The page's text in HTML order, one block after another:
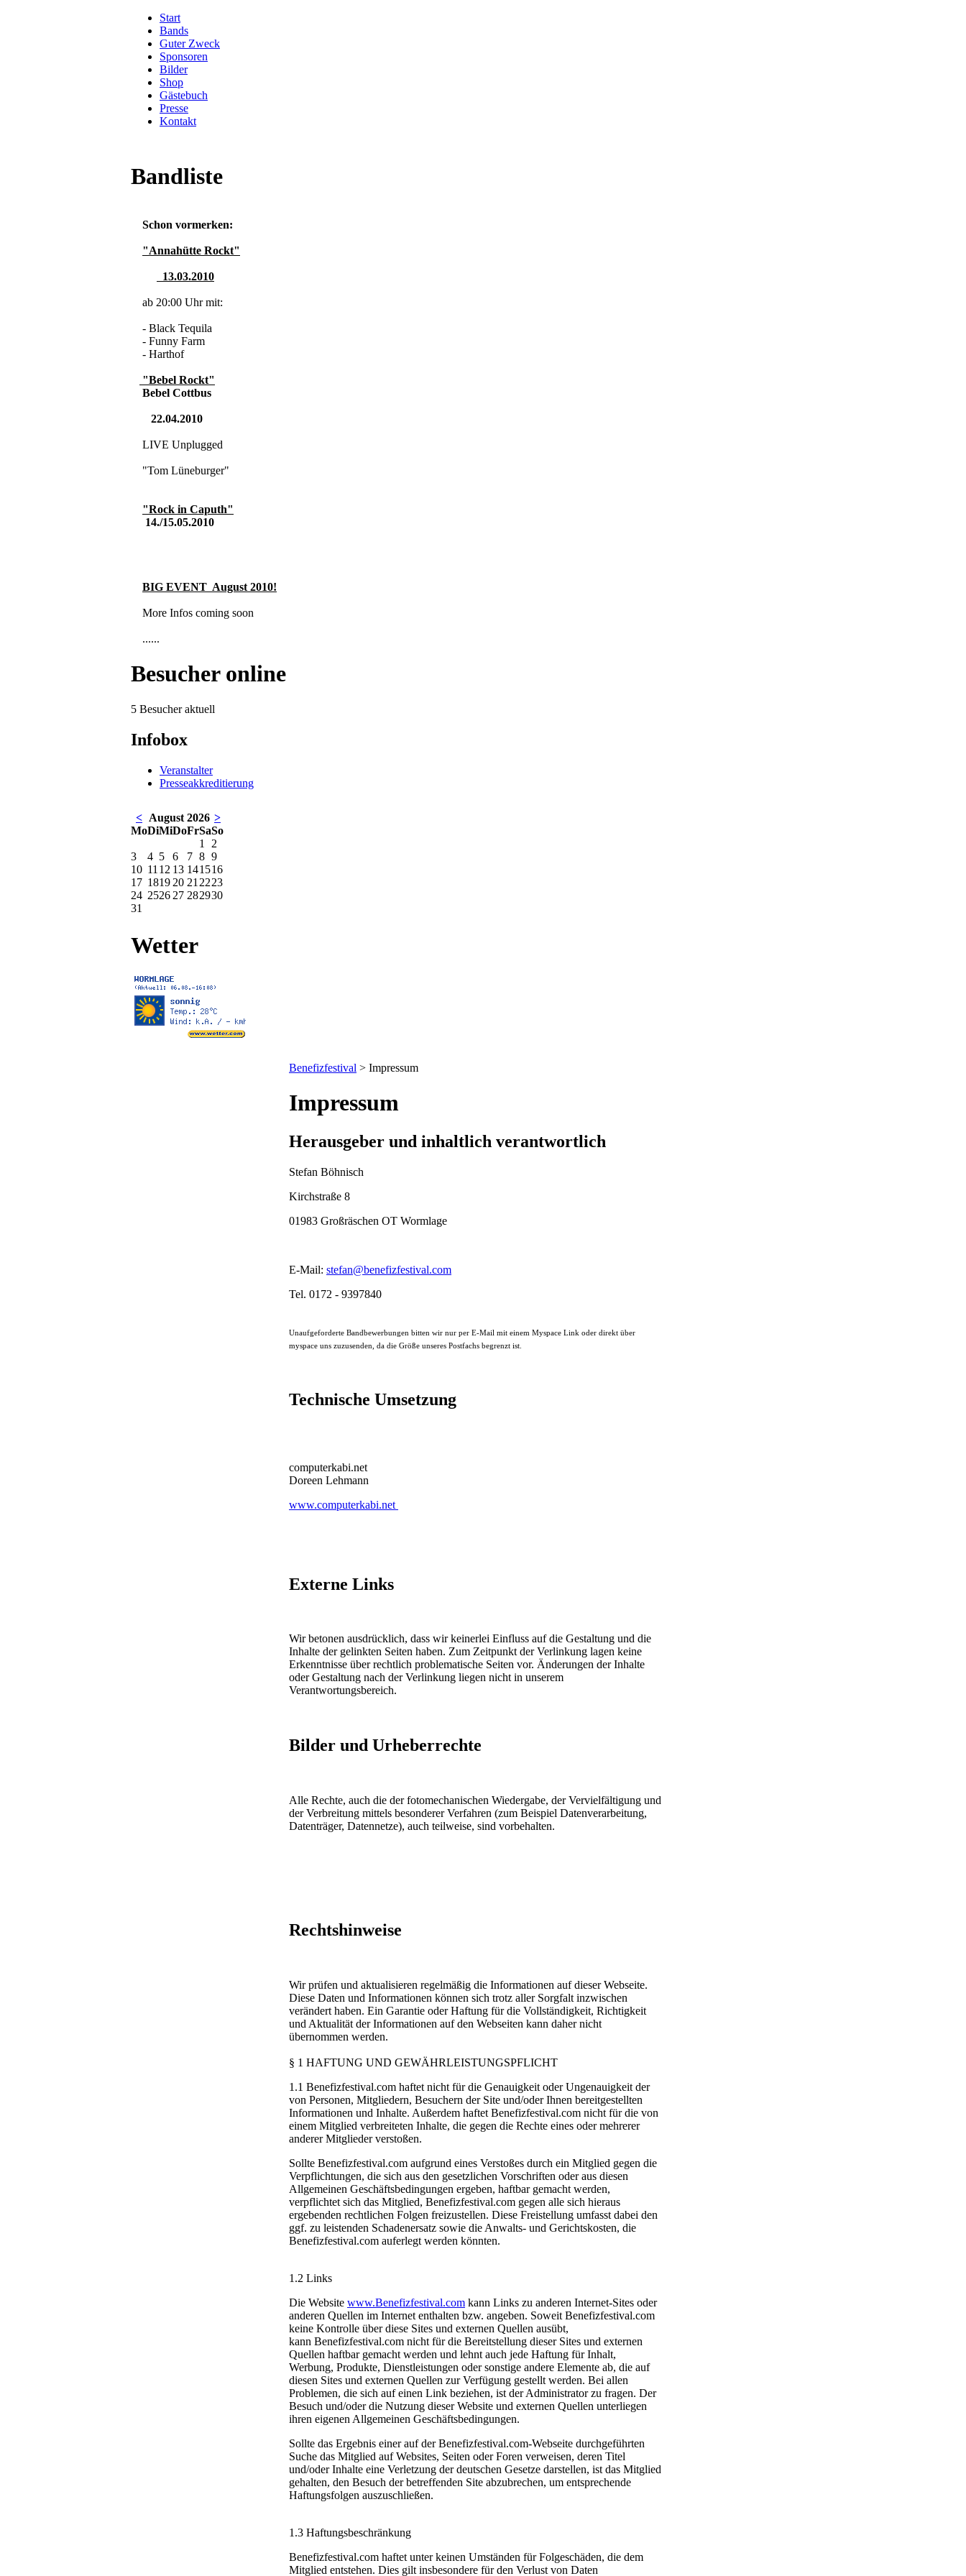
Start
Bands
Guter Zweck
Sponsoren
Bilder
Shop
Gästebuch
Presse
Kontakt
Bandliste
Schon vormerken:
"Annahütte Rockt"
13.03.2010
ab 20:00 Uhr mit:
- Black Tequila
- Funny Farm
- Harthof
"Bebel Rockt"
Bebel Cottbus
22.04.2010
LIVE Unplugged
"Tom Lüneburger"
"Rock in Caputh"
14./15.05.2010
BIG EVENT August 2010!
More Infos coming soon
......
Besucher online
5 Besucher aktuell
Infobox
Veranstalter
Presseakkreditierung
< August 2026 >
MoDiMiDoFrSaSo
1
2
3
4 5 6 7 8 9
10 11 12 13 141516
17 1819 20 21 2223
24 2526 27 282930
31
Wetter
Benefizfestival > Impressum
Impressum
Herausgeber und inhaltlich verantwortlich
Stefan Böhnisch
Kirchstraße 8
01983 Großräschen OT Wormlage
E-Mail: stefan@benefizfestival.com
Tel. 0172 - 9397840
Unaufgeforderte Bandbewerbungen bitten wir nur per E-Mail mit einem Myspace Link oder direkt über
myspace uns zuzusenden, da die Größe unseres Postfachs begrenzt ist.
Technische Umsetzung
computerkabi.net
Doreen Lehmann
www.computerkabi.net
Externe Links
Wir betonen ausdrücklich, dass wir keinerlei Einfluss auf die Gestaltung und die
Inhalte der gelinkten Seiten haben. Zum Zeitpunkt der Verlinkung lagen keine
Erkenntnisse über rechtlich problematische Seiten vor. Änderungen der Inhalte
oder Gestaltung nach der Verlinkung liegen nicht in unserem
Verantwortungsbereich.
Bilder und Urheberrechte
Alle Rechte, auch die der fotomechanischen Wiedergabe, der Vervielfältigung und
der Verbreitung mittels besonderer Verfahren (zum Beispiel Datenverarbeitung,
Datenträger, Datennetze), auch teilweise, sind vorbehalten.
Rechtshinweise
Wir prüfen und aktualisieren regelmäßig die Informationen auf dieser Webseite.
Diese Daten und Informationen können sich trotz aller Sorgfalt inzwischen
verändert haben. Ein Garantie oder Haftung für die Vollständigkeit, Richtigkeit
und Aktualität der Informationen auf den Webseiten kann daher nicht
übernommen werden.
§ 1 HAFTUNG UND GEWÄHRLEISTUNGSPFLICHT
1.1 Benefizfestival.com haftet nicht für die Genauigkeit oder Ungenauigkeit der
von Personen, Mitgliedern, Besuchern der Site und/oder Ihnen bereitgestellten
Informationen und Inhalte. Außerdem haftet Benefizfestival.com nicht für die von
einem Mitglied verbreiteten Inhalte, die gegen die Rechte eines oder mehrerer
anderer Mitglieder verstoßen.
Sollte Benefizfestival.com aufgrund eines Verstoßes durch ein Mitglied gegen die
Verpflichtungen, die sich aus den gesetzlichen Vorschriften oder aus diesen
Allgemeinen Geschäftsbedingungen ergeben, haftbar gemacht werden,
verpflichtet sich das Mitglied, Benefizfestival.com gegen alle sich hieraus
ergebenden rechtlichen Folgen freizustellen. Diese Freistellung umfasst dabei den
ggf. zu leistenden Schadenersatz sowie die Anwalts- und Gerichtskosten, die
Benefizfestival.com auferlegt werden könnten.
1.2 Links
Die Website www.Benefizfestival.com kann Links zu anderen Internet-Sites oder
anderen Quellen im Internet enthalten bzw. angeben. Soweit Benefizfestival.com
keine Kontrolle über diese Sites und externen Quellen ausübt,
kann Benefizfestival.com nicht für die Bereitstellung dieser Sites und externen
Quellen haftbar gemacht werden und lehnt auch jede Haftung für Inhalt,
Werbung, Produkte, Dienstleistungen oder sonstige andere Elemente ab, die auf
diesen Sites und externen Quellen zur Verfügung gestellt werden. Bei allen
Problemen, die sich auf einen Link beziehen, ist der Administrator zu fragen. Der
Besuch und/oder die Nutzung dieser Website und externen Quellen unterliegen
ihren eigenen Allgemeinen Geschäftsbedingungen.
Sollte das Ergebnis einer auf der Benefizfestival.com-Webseite durchgeführten
Suche das Mitglied auf Websites, Seiten oder Foren verweisen, deren Titel
und/oder Inhalte eine Verletzung der deutschen Gesetze darstellen, ist das Mitglied
gehalten, den Besuch der betreffenden Site abzubrechen, um entsprechende
Haftungsfolgen auszuschließen.
1.3 Haftungsbeschränkung
Benefizfestival.com haftet unter keinen Umständen für Folgeschäden, die dem
Mitglied entstehen. Dies gilt insbesondere für den Verlust von Daten